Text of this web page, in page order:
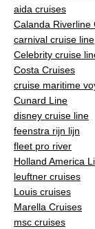
aida cruises
Calanda Riverline
carnival cruise line
Celebrity cruise
Costa Cruises
cruise maritime
Cunard Line
disney cruise line
feenstra rijn lijn
fleet pro river
Holland America
leuftner cruises
Louis cruises
Marella Cruises
msc cruises